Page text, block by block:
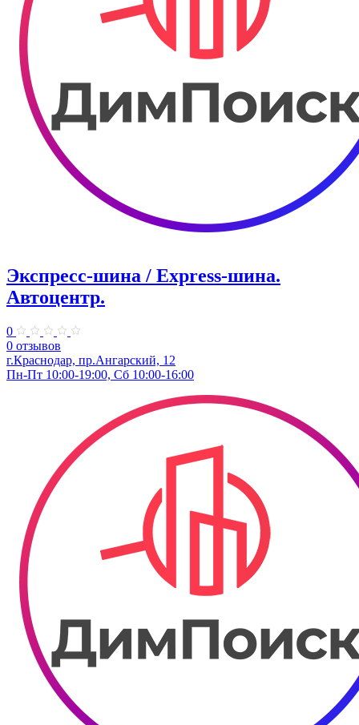
Экспресс-шина / Express-шина.
Автоцентр.
0
0 отзывов
г.Краснодар, пр.Ангарский, 12
Пн-Пт 10:00-19:00, Сб 10:00-16:00